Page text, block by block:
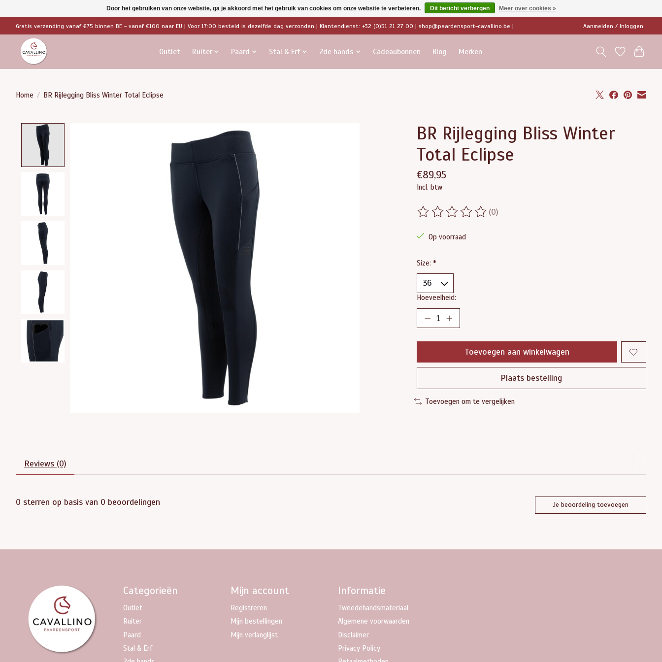
Gratis verzending vanaf €75 binnen BE - vanaf €100 naar EU | Voor 17:00 besteld is dezelfde dag verzonden | Klantendienst: +32 (0)51 21 27 00 | shop@paardensport-cavallino.be | Aanmelden / Inloggen
Outlet Ruiter Paard Stal & Erf 2de hands Cadeaubonnen Blog Merken
Home / BR Rijlegging Bliss Winter Total Eclipse
BR Rijlegging Bliss Winter
Total Eclipse
€89,95
Incl. btw
De beoordeling van dit product is
(0)
Op voorraad
Size: *
Hoeveelheid:
Toevoegen aan winkelwagen
Plaats bestelling
Toevoegen om te vergelijken
Reviews (0)
0 sterren op basis van 0 beoordelingen Je beoordeling toevoegen
Categorieën
Outlet
Ruiter
Paard
Stal & Erf
Mijn account
Registreren
Mijn bestellingen
Mijn verlanglijst
Informatie
Tweedehandsmateriaal
Algemene voorwaarden
Disclaimer
Privacy Policy
Door het gebruiken van onze website, ga je akkoord met het gebruik van cookies om onze website te verbeteren. Dit bericht verbergen Meer over cookies »